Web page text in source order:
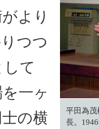
平田為
長。
より
つつ
て
一ヶ
の横